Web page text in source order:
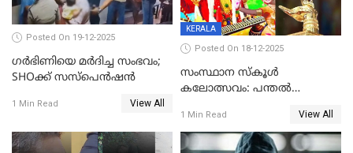
Posted On 19-12-2025
ഗര്‍ഭിണിയെ മർദിച്ച സംഭവം;
SHOക്ക് സസ്പെൻഷൻ
1 Min Read View All
KERALA
Posted On 18-12-2025
സംസ്ഥാന സ്കൂൾ
കലോത്സവം: പന്തൽ
1 Min Read View All